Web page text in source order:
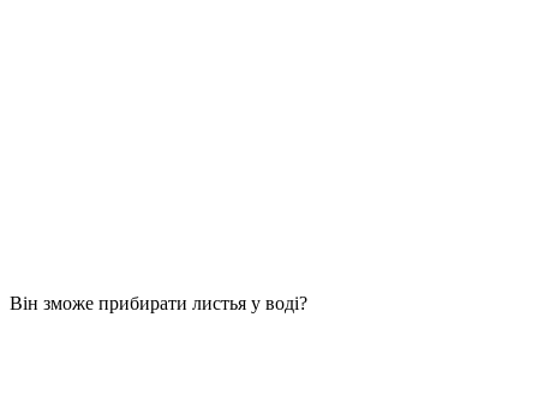
Він зможе прибирати листья у воді?